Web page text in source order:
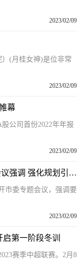
2023/02/09
）(月桂女神)是位非常
2023/02/09
幕
公司首份2022年年报
2023/02/09
焦点日报：周红波主持召开市委专题会议强调 强化规划引领 严抓规划落实 为高质量发展提供坚实保障
市委专题会议，强调要
2023/02/09
启第一阶段冬训
赛季中超联赛。2月8